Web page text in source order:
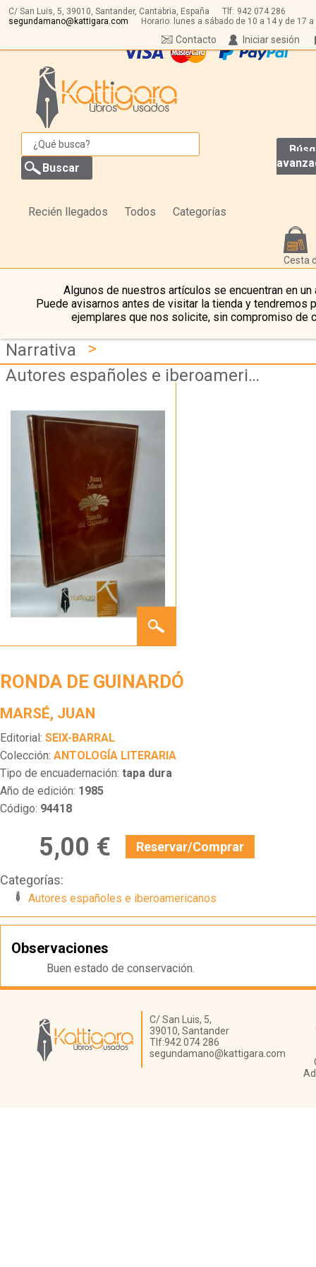
C/ San Luis, 5, 39010, Santander, Cantabria, España Tlf: 942 074 286
segundamano@kattigara.com
Horario: lunes a sábado de 10 a 14 y de 17 a
Iniciar sesión
Contacto
Recién llegados Todos Categorías
Cesta
Algunos de nuestros artículos se encuentran en un
Puede avisarnos antes de visitar la tienda y tendremos
ejemplares que nos solicite, sin compromiso de
Narrativa
>
Autores españoles e iberoamericanos
DE
RONDA DE GUINARDÓ
MARSÉ, JUAN
Editorial: SEIX-BARRAL
Colección: ANTOLOGÍA LITERARIA
Tipo de encuadernación: tapa dura
Año de edición: 1985
Código: 94418
5,00 € Reservar/Comprar
Categorías:
Autores españoles e iberoamericanos
Observaciones
Buen estado de conservación.
Librería Kattigara
C/ San Luis, 5,
39010, Santander
Tlf:942 074 286
segundamano@kattigara.com